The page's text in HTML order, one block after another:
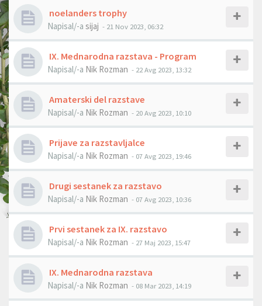
noelanders trophy
Napisal/-a sijaj - 21 Nov 2023, 06:32
IX. Mednarodna razstava - Program
Napisal/-a Nik Rozman - 22 Avg 2023, 13:32
Amaterski del razstave
Napisal/-a Nik Rozman - 20 Avg 2023, 10:10
Prijave za razstavljalce
Napisal/-a Nik Rozman - 07 Avg 2023, 19:46
Drugi sestanek za razstavo
Napisal/-a Nik Rozman - 07 Avg 2023, 10:36
Prvi sestanek za IX. razstavo
Napisal/-a Nik Rozman - 27 Maj 2023, 15:47
IX. Mednarodna razstava
Napisal/-a Nik Rozman - 08 Mar 2023, 14:19